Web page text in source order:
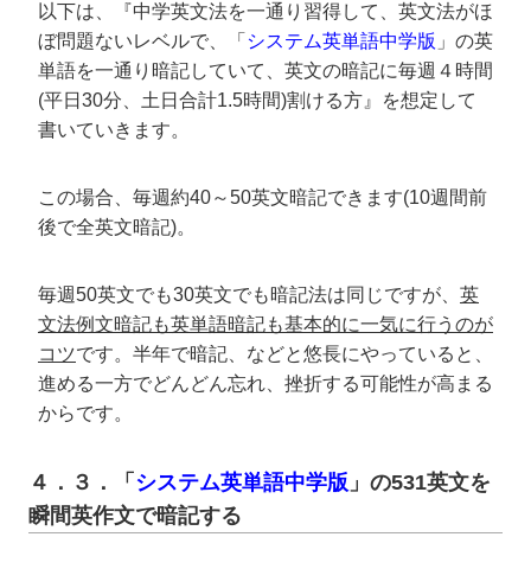
以下は、『中学英文法を一通り習得して、英文法がほ
ぼ問題ないレベルで、「 システム英単語中学版 」の英
単語を一通り暗記していて、英文の暗記に毎週４時間
(平日30分、土日合計1.5時間)割ける方』を想定して
書いていきます。
この場合、毎週約40～50英文暗記できます(10週間前
後で全英文暗記)。
毎週50英文でも30英文でも暗記法は同じですが、 英
文法例文暗記も英単語暗記も基本的に一気に行うのが
コツです。半年で暗記、などと悠長にやっていると、
進める一方でどんどん忘れ、挫折する可能性が高まる
からです。
４．３．「 システム英単語中学版 」の531英文を
瞬間英作文で暗記する